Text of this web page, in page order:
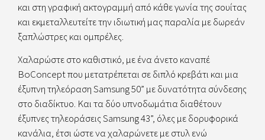
και στη γραφική ακτογραμμή από κάθε γωνία της σουίτας
και εκμεταλλευτείτε την ιδιωτική μας παραλία με δωρεάν
ξαπλώστρες και ομπρέλες.
Χαλαρώστε στο καθιστικό, με ένα άνετο καναπέ
BoConcept που μετατρέπεται σε διπλό κρεβάτι και μια
έξυπνη τηλεόραση Samsung 50” με δυνατότητα σύνδεσης
στο διαδίκτυο. Και τα δύο υπνοδωμάτια διαθέτουν
έξυπνες τηλεοράσεις Samsung 43”, όλες με δορυφορικά
κανάλια, έτσι ώστε να χαλαρώνετε με στυλ ενώ